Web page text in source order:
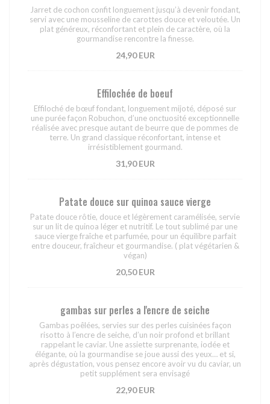
Jarret de cochon confit longuement jusqu’à devenir fondant,
servi avec une mousseline de carottes douce et veloutée. Un
plat généreux, réconfortant et plein de caractère, où la
gourmandise rencontre la finesse.
24,90 EUR
Effilochée de boeuf
Effiloché de bœuf fondant, longuement mijoté, déposé sur
une purée façon Robuchon, d’une onctuosité exceptionnelle
réalisée avec presque autant de beurre que de pommes de
terre. Un grand classique réconfortant, intense et
irrésistiblement gourmand.
31,90 EUR
Patate douce sur quinoa sauce vierge
Patate douce rôtie, douce et légèrement caramélisée, servie
sur un lit de quinoa léger et nutritif. Le tout sublimé par une
sauce vierge fraîche et parfumée, pour un équilibre parfait
entre douceur, fraîcheur et gourmandise. ( plat végétarien &
végan)
20,50 EUR
gambas sur perles a l'encre de seiche
Gambas poêlées, servies sur des perles cuisinées façon
risotto à l’encre de seiche, d’un noir profond et brillant
rappelant le caviar. Une assiette surprenante, iodée et
élégante, où la gourmandise se joue aussi des yeux… et si,
après dégustation, vous pensez encore avoir vu du caviar, un
petit supplément sera envisagé
22,90 EUR